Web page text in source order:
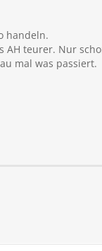
handeln.
AH teurer. Nur
mal was passiert.